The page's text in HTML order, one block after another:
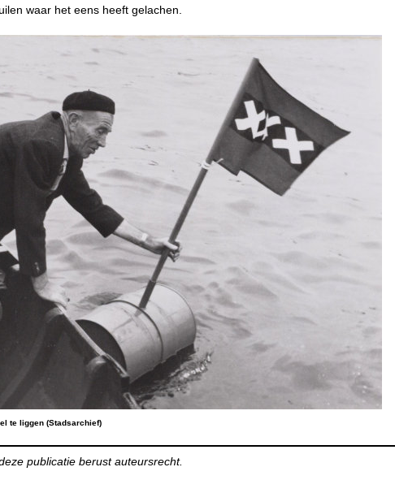
waar het eens heeft gelachen.
te liggen (Stadsarchief)
publicatie berust auteursrecht.